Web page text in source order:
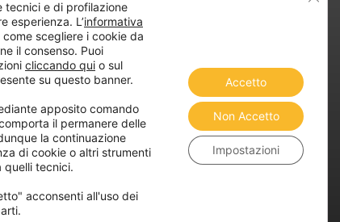
tecnici e di profilazione
esperienza. L’informativa
scegliere i cookie da
il consenso. Puoi
cliccando qui o sul
su questo banner.
apposito comando
il permanere delle
la continuazione
di cookie o altri strumenti
quelli tecnici.
acconsenti all'uso dei
Accetto
Non Accetto
Impostazioni